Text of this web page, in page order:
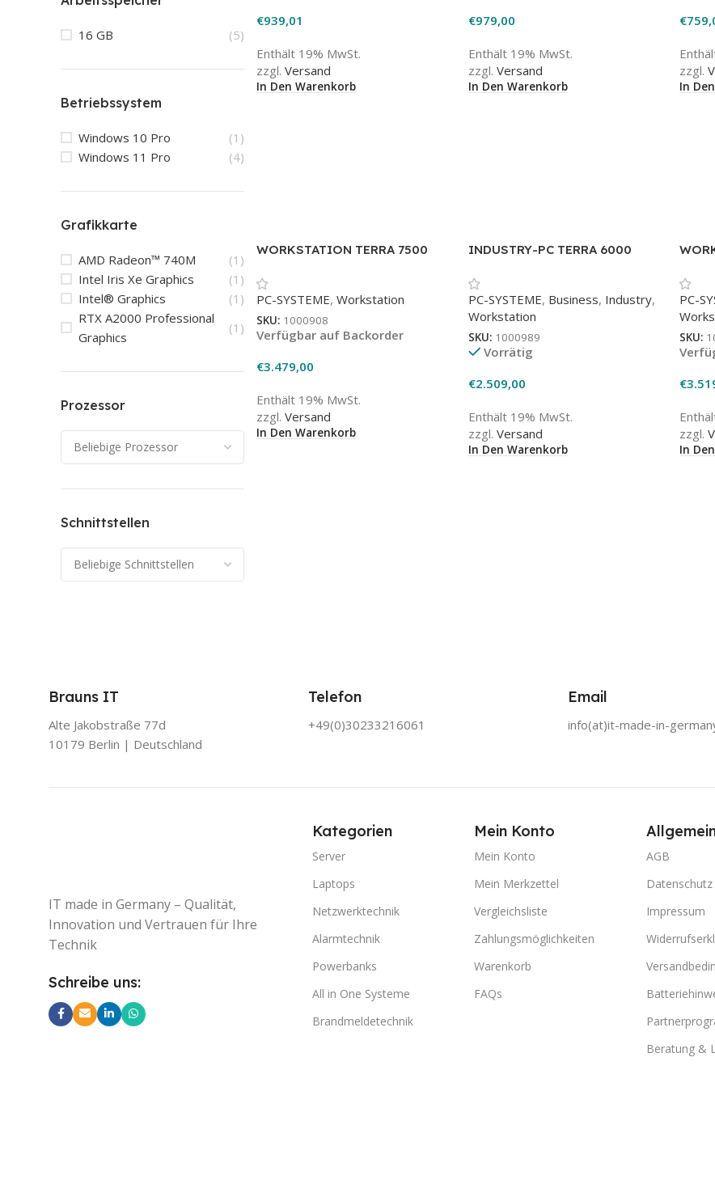
16 GB (5)
Betriebssystem
Windows 10 Pro
(1)
Windows 11 Pro
(4)
Grafikkarte
AMD Radeon™ 740M
(1)
Intel Iris Xe Graphics
(1)
Intel® Graphics
(1)
RTX A2000 Professional
Graphics
(1)
Prozessor
Schnittstellen
€939,01
Enthält 19% MwSt.
zzgl. Versand
In Den Warenkorb
€979,00
Enthält 19% MwSt.
zzgl. Versand
In Den Warenkorb
€
zzgl.
In
WORKSTATION TERRA 7500
PC-SYSTEME, Workstation
SKU: 1000908
Verfügbar auf Backorder
€3.479,00
Enthält 19% MwSt.
zzgl. Versand
In Den Warenkorb
INDUSTRY-PC TERRA 6000
PC-SYSTEME, Business, Industry,
Workstation
SKU: 1000989
Vorrätig
€2.509,00
Enthält 19% MwSt.
zzgl. Versand
In Den Warenkorb
PC-
SKU:
€
zzgl.
In
Brauns IT
Alte Jakobstraße 77d
10179 Berlin | Deutschland
Telefon
+49(0)30233216061
Email
info(at)it-made-in-
IT made in Germany – Qualität,
Innovation und Vertrauen für Ihre
Technik
Schreibe uns:
Kategorien
Server
Laptops
Netzwerktechnik
Alarmtechnik
Powerbanks
All in One Systeme
Brandmeldetechnik
Mein Konto
Mein Konto
Mein Merkzettel
Vergleichsliste
Zahlungsmöglichkeiten
Warenkorb
FAQs
AGB
Datenschutz
Impressum
Beratung &